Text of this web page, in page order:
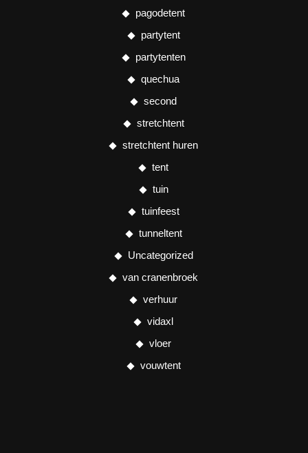
pagodetent
partytent
partytenten
quechua
second
stretchtent
stretchtent huren
tent
tuin
tuinfeest
tunneltent
Uncategorized
van cranenbroek
verhuur
vidaxl
vloer
vouwtent